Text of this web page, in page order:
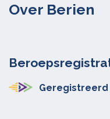
Over Berien